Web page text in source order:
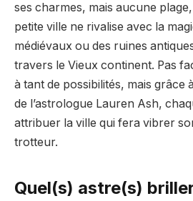
ses charmes, mais aucune
petite ville ne rivalise avec la
médiévaux ou des ruines
travers le Vieux continent. Pas
à tant de possibilités, mais grâce
de l’astrologue Lauren Ash,
attribuer la ville qui fera vibrer
trotteur.
Quel(s) astre(s)